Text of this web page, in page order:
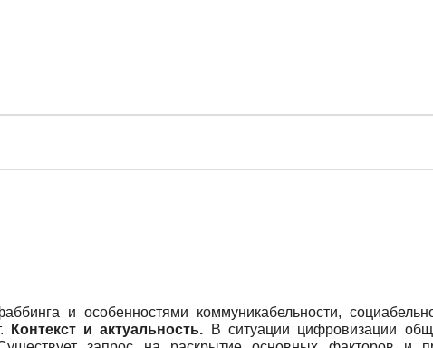
и особенностями коммуникабельности,
Контекст и актуальность.
В ситуации цифровизации